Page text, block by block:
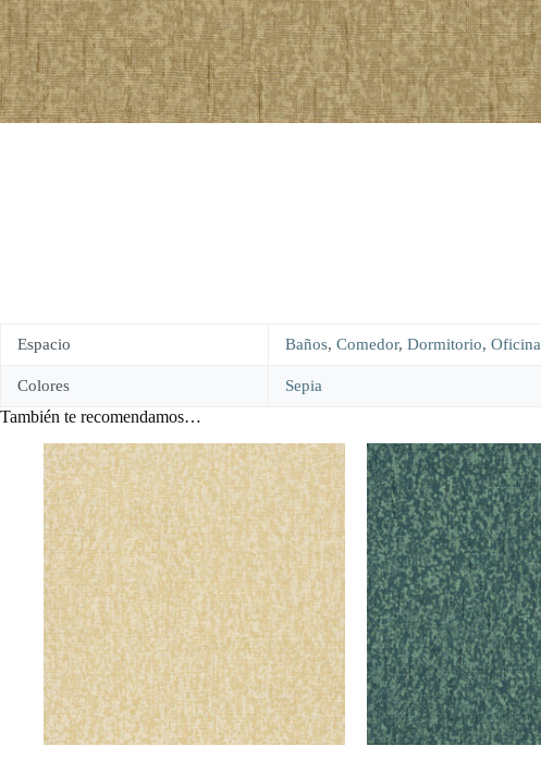
Espacio Baños, Comedor, Dormitorio, Oficina
Colores Sepia
También te recomendamos…